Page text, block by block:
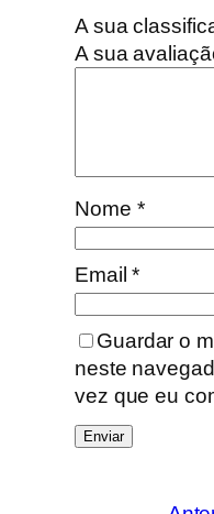
A sua
A sua
Nome *
Email*
Guardar o
neste
vez que eu